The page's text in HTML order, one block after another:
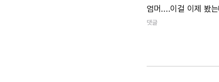
엄머....이걸 이제 봤
댓글